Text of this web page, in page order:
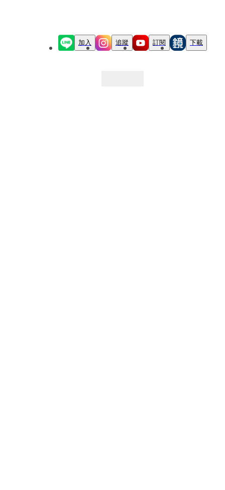
加入 追蹤 訂閱 下載